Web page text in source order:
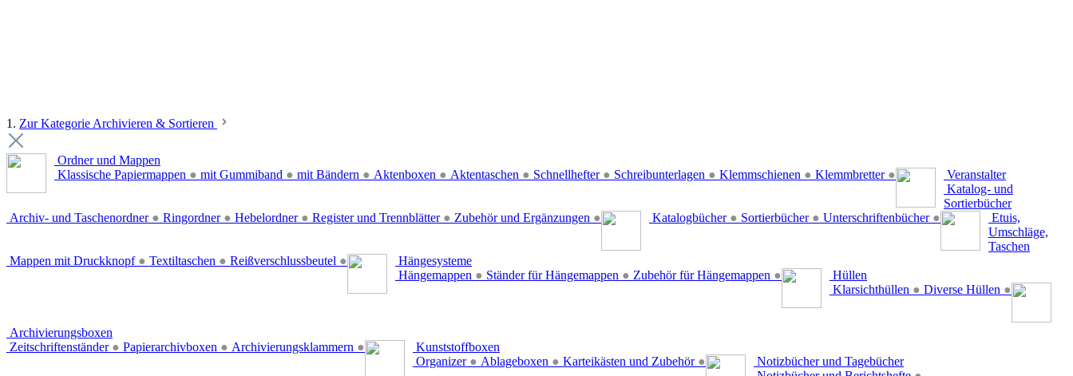
1. Zur Kategorie Archivieren & Sortieren
Ordner und Mappen
Klassische Papiermappen ● mit Gummiband ● mit Bändern ● Aktenboxen ● Aktentaschen ● Schnellhefter ● Schreibunterlagen ● Klemmschienen ● Klemmbretter ● Veranstalter
Archiv- und Taschenordner ● Ringordner ● Hebelordner ● Register und Trennblätter ● Zubehör und Ergänzungen ●
Katalog- und
Sortierbücher
Katalogbücher ● Sortierbücher ● Unterschriftenbücher ●
Etuis,
Umschläge,
Taschen
Mappen mit Druckknopf ● Textiltaschen ● Reißverschlussbeutel ●
Hängesysteme
Hängemappen ● Ständer für Hängemappen ● Zubehör für Hängemappen ●
Hüllen
Klarsichthüllen ● Diverse Hüllen ●
Archivierungsboxen
Zeitschriftenständer ● Papierarchivboxen ● Archivierungsklammern ●
Kunststoffboxen
Organizer ● Ablageboxen ● Karteikästen und Zubehör ●
Notizbücher und Tagebücher